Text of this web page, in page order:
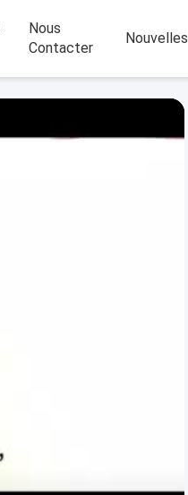
Nous
Contacter
Nouvelles